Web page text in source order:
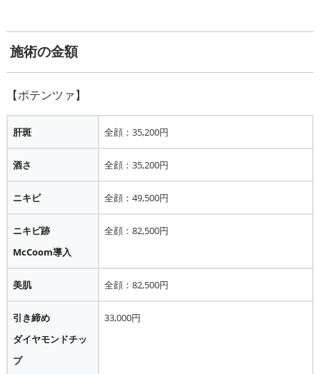
施術の金額
肝斑 全顔：35,200円
酒さ 全顔：35,200円
ニキビ 全顔：49,500円
ニキビ跡
McCoom導入
全顔：82,500円
美肌 全顔：82,500円
引き締め
ダイヤモンドチッ
プ
33,000円